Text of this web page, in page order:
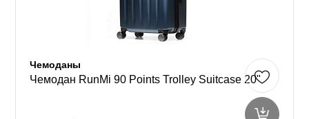
Чемоданы
Чемодан RunMi 90 Points Trolley Suitcase 20"